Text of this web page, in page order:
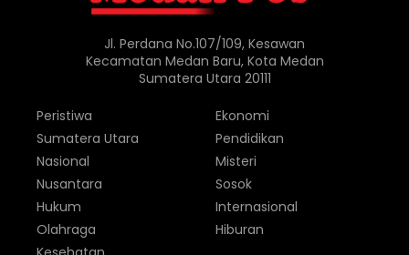
Jl. Perdana No.107/109, Kesawan
Kecamatan Medan Baru, Kota Medan
Sumatera Utara 20111
Peristiwa
Sumatera Utara
Nasional
Nusantara
Hukum
Olahraga
Ekonomi
Pendidikan
Misteri
Sosok
Internasional
Hiburan